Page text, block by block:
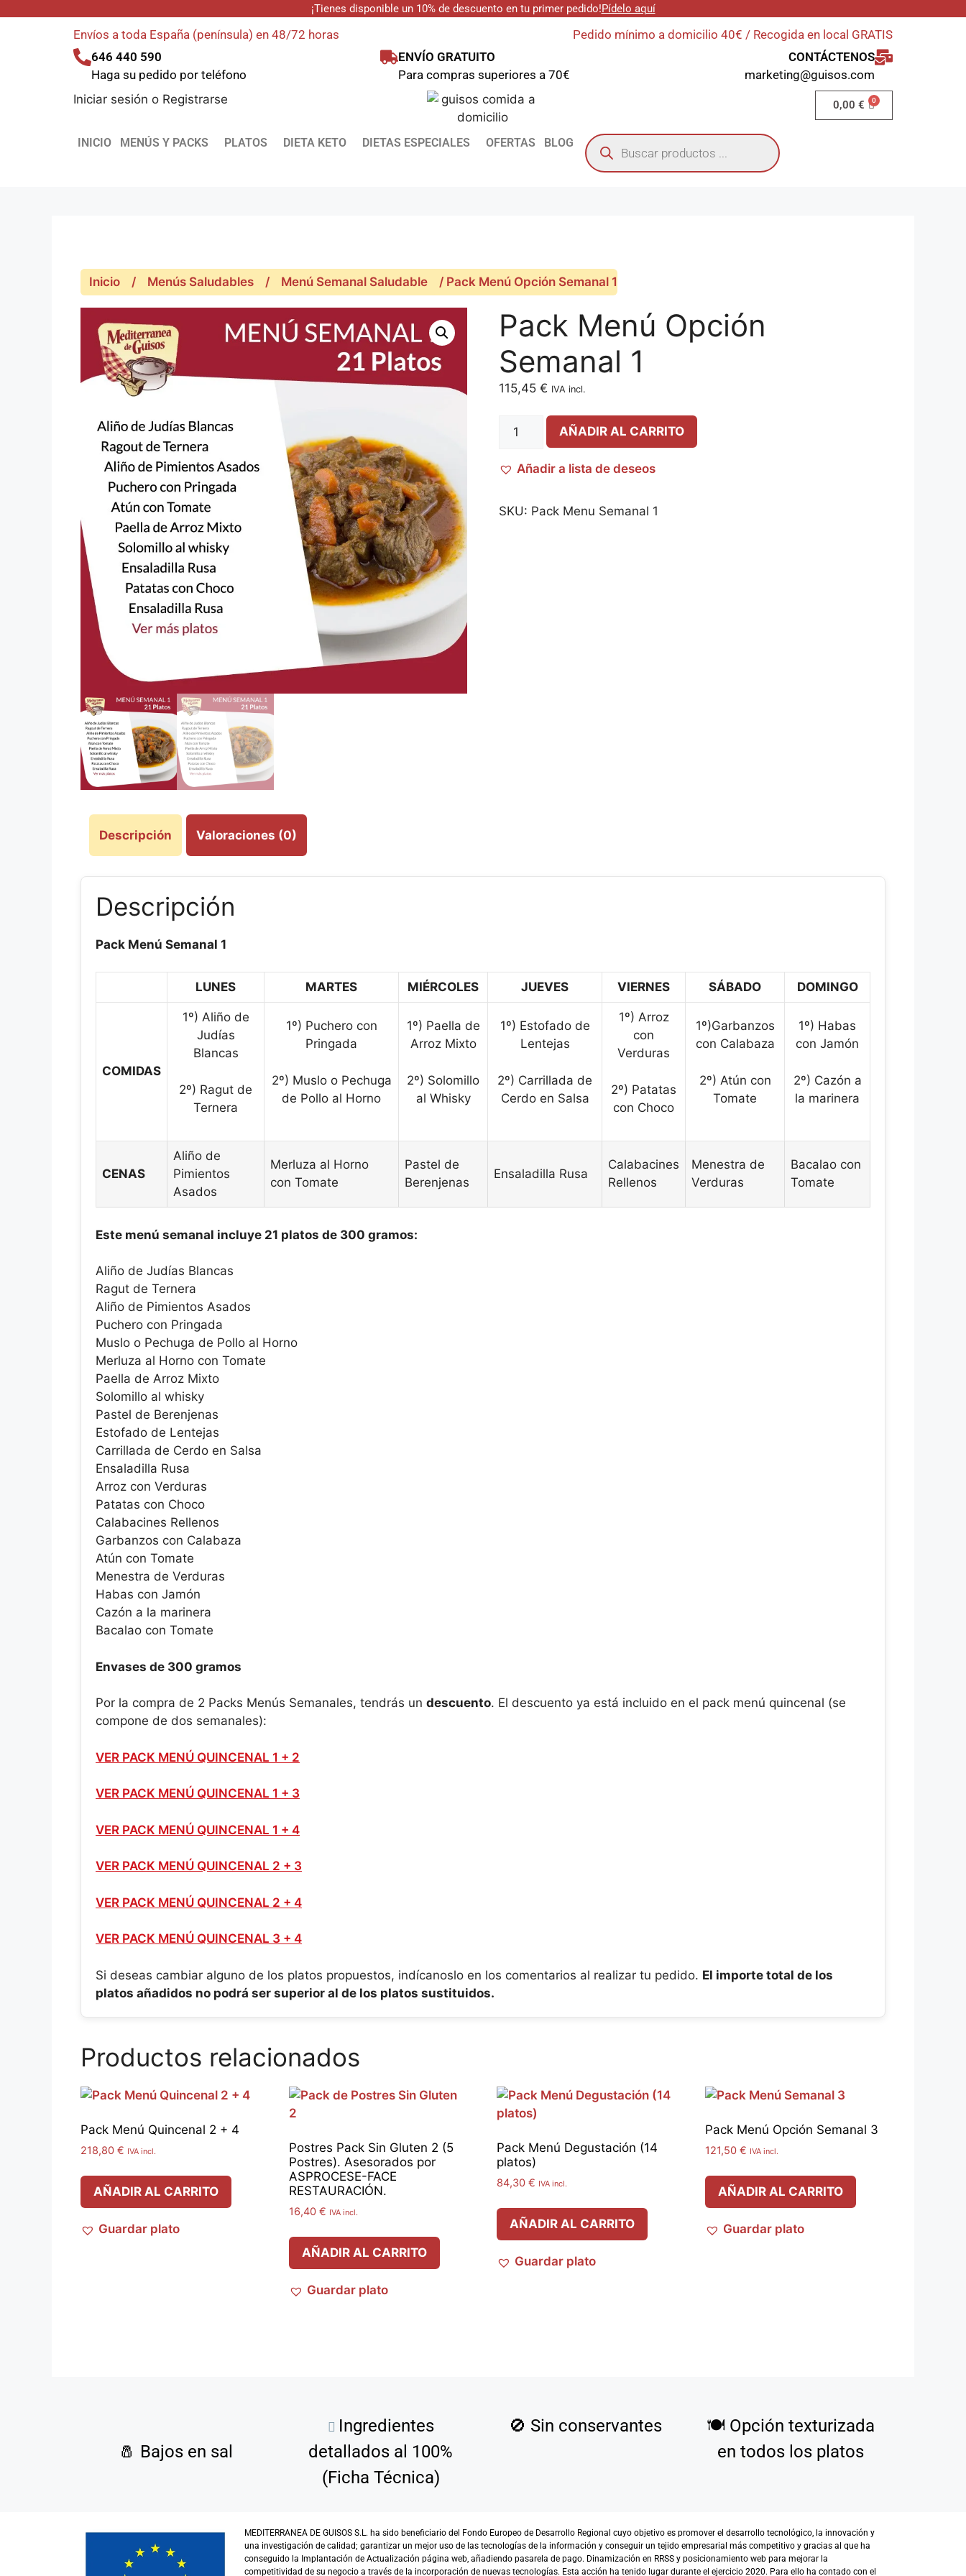
¡Tienes disponible un 10% de descuento en tu primer pedido!Pídelo aquí
Envíos a toda España (península) en 48/72 horas
Pedido mínimo a domicilio 40€ / Recogida en local GRATIS
646 440 590
Haga su pedido por teléfono
ENVÍO GRATUITO
Para compras superiores a 70€
CONTÁCTENOS
marketing@guisos.com
Iniciar sesión o Registrarse 0,00€
INICIO MENÚS Y PACKS PLATOS DIETA KETO DIETAS ESPECIALES OFERTAS BLOG
Inicio / Menús Saludables / Menú Semanal Saludable / Pack Menú Opción Semanal 1
Pack Menú Opción
Semanal 1
115,45€ IVA incl.
AÑADIR AL CARRITO
Añadir a lista de deseos
SKU: Pack Menu Semanal 1
Descripción Valoraciones (0)
Descripción
Pack Menú Semanal 1
LUNES MARTES MIÉRCOLES JUEVES VIERNES SÁBADO DOMINGO
COMIDAS
1º) Aliño de
Judías
Blancas
2º) Ragut de
Ternera
1º) Puchero con
Pringada
2º) Muslo o Pechuga
de Pollo al Horno
1º) Paella de
Arroz Mixto
2º) Solomillo
al Whisky
1º) Estofado de
Lentejas
2º) Carrillada de
Cerdo en Salsa
1º) Arroz
con
Verduras
2º) Patatas
con Choco
1º)Garbanzos
con Calabaza
2º) Atún con
Tomate
1º) Habas
con Jamón
2º) Cazón a
la marinera
CENAS
Aliño de
Pimientos
Asados
Merluza al Horno
con Tomate
Pastel de
Berenjenas
Ensaladilla Rusa
Calabacines
Rellenos
Menestra de
Verduras
Bacalao con
Tomate
Este menú semanal incluye 21 platos de 300 gramos:
Aliño de Judías Blancas
Ragut de Ternera
Aliño de Pimientos Asados
Puchero con Pringada
Muslo o Pechuga de Pollo al Horno
Merluza al Horno con Tomate
Paella de Arroz Mixto
Solomillo al whisky
Pastel de Berenjenas
Estofado de Lentejas
Carrillada de Cerdo en Salsa
Ensaladilla Rusa
Arroz con Verduras
Patatas con Choco
Calabacines Rellenos
Garbanzos con Calabaza
Atún con Tomate
Menestra de Verduras
Habas con Jamón
Cazón a la marinera
Bacalao con Tomate
Envases de 300 gramos
Por la compra de 2 Packs Menús Semanales, tendrás un descuento. El descuento ya está incluido en el pack menú quincenal (se
compone de dos semanales):
VER PACK MENÚ QUINCENAL 1 + 2
VER PACK MENÚ QUINCENAL 1 + 3
VER PACK MENÚ QUINCENAL 1 + 4
VER PACK MENÚ QUINCENAL 2 + 3
VER PACK MENÚ QUINCENAL 2 + 4
VER PACK MENÚ QUINCENAL 3 + 4
Si deseas cambiar alguno de los platos propuestos, indícanoslo en los comentarios al realizar tu pedido. El importe total de los
platos añadidos no podrá ser superior al de los platos sustituidos.
Productos relacionados
Pack Menú Quincenal 2 + 4
218,80 € IVA incl.
AÑADIR AL CARRITO
Guardar plato
Postres Pack Sin Gluten 2 (5
Postres). Asesorados por
ASPROCESE-FACE
RESTAURACIÓN.
16,40 € IVA incl.
AÑADIR AL CARRITO
Guardar plato
Pack Menú Degustación (14
platos)
84,30 € IVA incl.
AÑADIR AL CARRITO
Guardar plato
Pack Menú Opción Semanal 3
121,50 € IVA incl.
AÑADIR AL CARRITO
Guardar plato
🧂 Bajos en sal
Ingredientes
detallados al 100%
(Ficha Técnica)
🚫 Sin conservantes 🍽️ Opción texturizada
en todos los platos
MEDITERRANEA DE GUISOS S.L. ha sido beneficiario del Fondo Europeo de Desarrollo Regional cuyo objetivo es promover el desarrollo tecnológico, la innovación y
una investigación de calidad; garantizar un mejor uso de las tecnologías de la información y conseguir un tejido empresarial más competitivo y gracias al que ha
conseguido la Implantación de Actualización página web, añadiendo pasarela de pago. Dinamización en RRSS y posicionamiento web para mejorar la
competitividad de su negocio a través de la incorporación de nuevas tecnologías. Esta acción ha tenido lugar durante el ejercicio 2020. Para ello ha contado con el